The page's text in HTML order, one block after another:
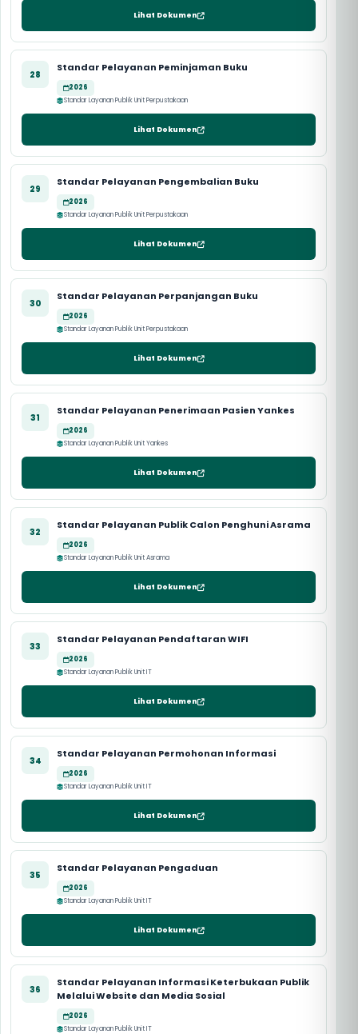
Lihat Dokumen
28
Standar Pelayanan Peminjaman Buku
2026
Standar Layanan Publik Unit Perpustakaan
Lihat Dokumen
29
Standar Pelayanan Pengembalian Buku
2026
Standar Layanan Publik Unit Perpustakaan
Lihat Dokumen
30
Standar Pelayanan Perpanjangan Buku
2026
Standar Layanan Publik Unit Perpustakaan
Lihat Dokumen
31
Standar Pelayanan Penerimaan Pasien Yankes
2026
Standar Layanan Publik Unit Yankes
Lihat Dokumen
32
Standar Pelayanan Publik Calon Penghuni Asrama
2026
Standar Layanan Publik Unit Asrama
Lihat Dokumen
33
Standar Pelayanan Pendaftaran WIFI
2026
Standar Layanan Publik Unit IT
Lihat Dokumen
34
Standar Pelayanan Permohonan Informasi
2026
Standar Layanan Publik Unit IT
Lihat Dokumen
35
Standar Pelayanan Pengaduan
2026
Standar Layanan Publik Unit IT
Lihat Dokumen
36
Standar Pelayanan Informasi Keterbukaan Publik
Melalui Website dan Media Sosial
2026
Standar Layanan Publik Unit IT